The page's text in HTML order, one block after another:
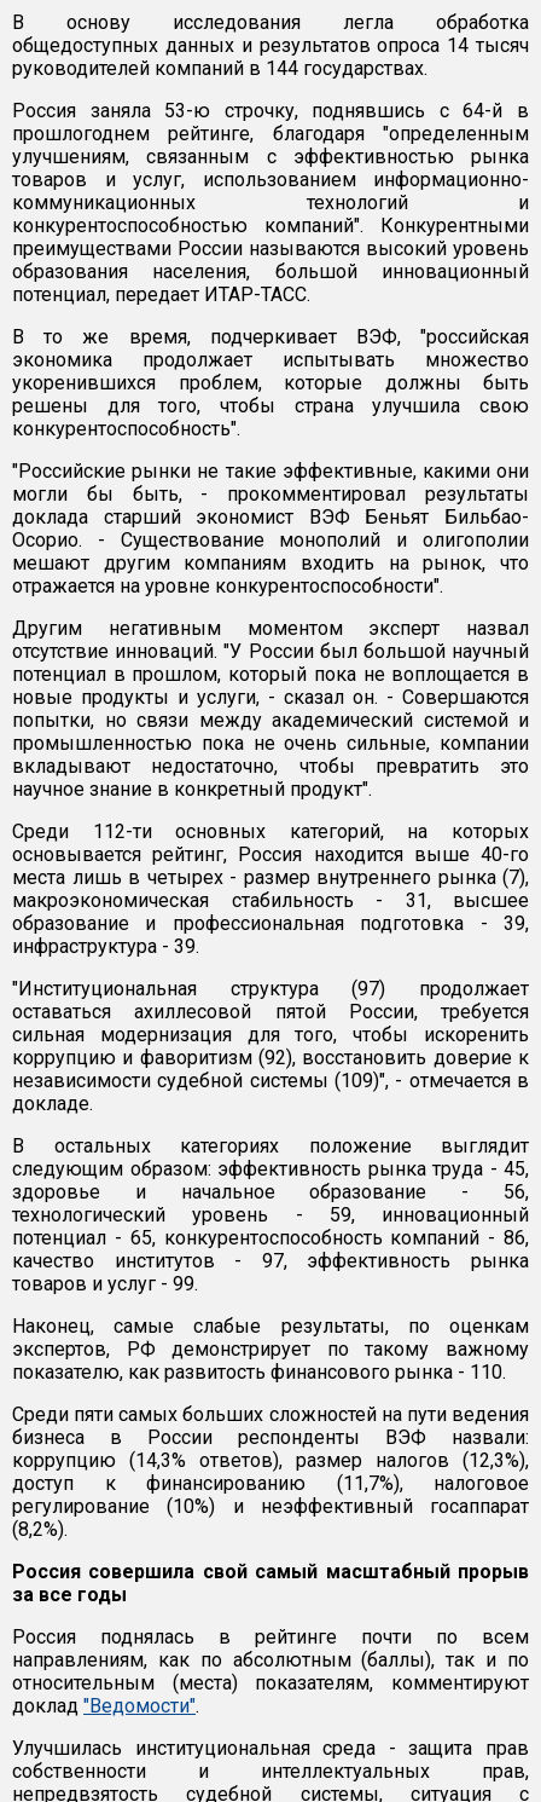
В основу исследования легла обработка
общедоступных данных и результатов опроса 14 тысяч
руководителей компаний в 144 государствах.
Россия заняла 53-ю строчку, поднявшись с 64-й в
прошлогоднем рейтинге, благодаря "определенным
улучшениям, связанным с эффективностью рынка
товаров и услуг, использованием информационно-
коммуникационных технологий и
конкурентоспособностью компаний". Конкурентными
преимуществами России называются высокий уровень
образования населения, большой инновационный
потенциал, передает ИТАР-ТАСС.
В то же время, подчеркивает ВЭФ, "российская
экономика продолжает испытывать множество
укоренившихся проблем, которые должны быть
решены для того, чтобы страна улучшила свою
конкурентоспособность".
"Российские рынки не такие эффективные, какими они
могли бы быть, - прокомментировал результаты
доклада старший экономист ВЭФ Беньят Бильбао-
Осорио. - Существование монополий и олигополии
мешают другим компаниям входить на рынок, что
отражается на уровне конкурентоспособности".
Другим негативным моментом эксперт назвал
отсутствие инноваций. "У России был большой научный
потенциал в прошлом, который пока не воплощается в
новые продукты и услуги, - сказал он. - Совершаются
попытки, но связи между академический системой и
промышленностью пока не очень сильные, компании
вкладывают недостаточно, чтобы превратить это
научное знание в конкретный продукт".
Среди 112-ти основных категорий, на которых
основывается рейтинг, Россия находится выше 40-го
места лишь в четырех - размер внутреннего рынка (7),
макроэкономическая стабильность - 31, высшее
образование и профессиональная подготовка - 39,
инфраструктура - 39.
"Институциональная структура (97) продолжает
оставаться ахиллесовой пятой России, требуется
сильная модернизация для того, чтобы искоренить
коррупцию и фаворитизм (92), восстановить доверие к
независимости судебной системы (109)", - отмечается в
докладе.
В остальных категориях положение выглядит
следующим образом: эффективность рынка труда - 45,
здоровье и начальное образование - 56,
технологический уровень - 59, инновационный
потенциал - 65, конкурентоспособность компаний - 86,
качество институтов - 97, эффективность рынка
товаров и услуг - 99.
Наконец, самые слабые результаты, по оценкам
экспертов, РФ демонстрирует по такому важному
показателю, как развитость финансового рынка - 110.
Среди пяти самых больших сложностей на пути ведения
бизнеса в России респонденты ВЭФ назвали:
коррупцию (14,3% ответов), размер налогов (12,3%),
доступ к финансированию (11,7%), налоговое
регулирование (10%) и неэффективный госаппарат
(8,2%).
Россия совершила свой самый масштабный прорыв
за все годы
Россия поднялась в рейтинге почти по всем
направлениям, как по абсолютным (баллы), так и по
относительным (места) показателям, комментируют
доклад "Ведомости".
Улучшилась институциональная среда - защита прав
собственности и интеллектуальных прав,
непредвзятость судебной системы, ситуация с